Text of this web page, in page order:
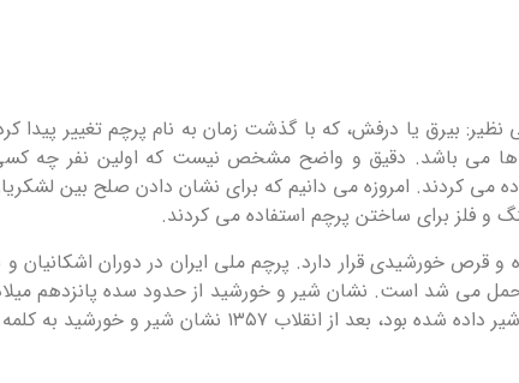
بیرق یا درفش، که با گذشت زمان به نام پرچم تغییر پیدا
می باشد. دقیق و واضح مشخص نیست که اولین نفر چه
می کردند. امروزه می دانیم که برای نشان دادن صلح بین
و فلز برای ساختن پرچم استفاده می کردند.
خورشیدی قرار دارد. پرچم ملی ایران در دوران اشکانیان
می شد است. نشان شیر و خورشید از حدود سده پانزدهم
و خورشید به کلمه الله تغییر پیدا کرد.